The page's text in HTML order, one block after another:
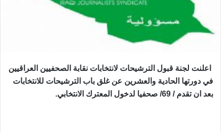
اعلنت لجنة قبول الترشيحات لانتخابات نقابة الصحفيين العراقيين
في دورتها الحادية والعشرين عن غلق باب الترشيحات للانتخابات
بعد ان تقدم / 69/ صحفيا لدخول المعترك الانتخابي.